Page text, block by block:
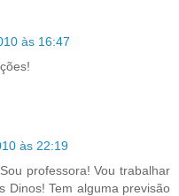
às 16:47
às 22:19
professora! Vou trabalhar
Dinos! Tem alguma previsão